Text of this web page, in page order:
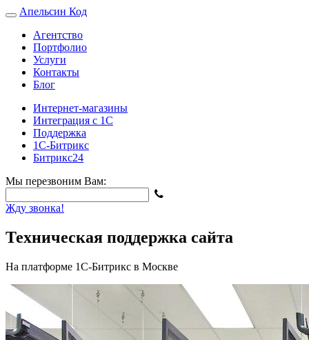
Апельсин Код
Агентство
Портфолио
Услуги
Контакты
Блог
Интернет-магазины
Интеграция с 1С
Поддержка
1С-Битрикс
Битрикс24
Мы перезвоним Вам:
Жду звонка!
Техническая поддержка сайта
На платформе 1С-Битрикс в Москве